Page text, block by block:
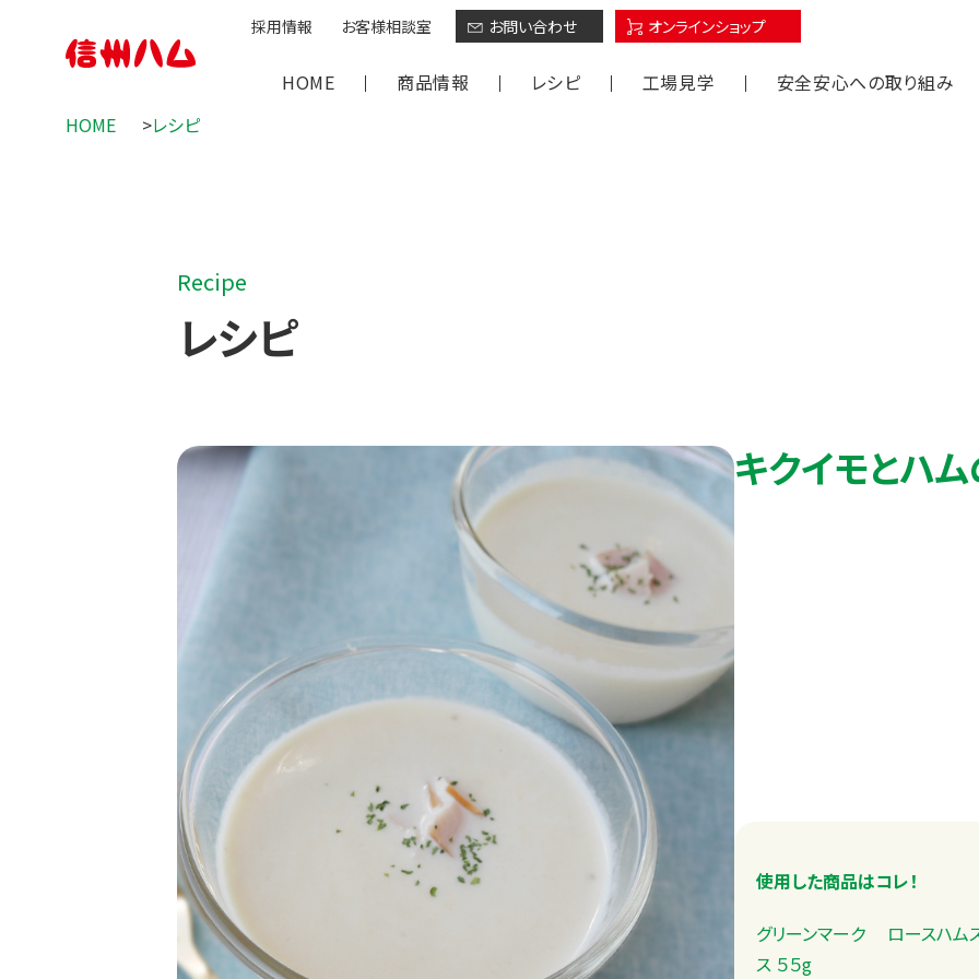
採用情報 お客様相談室 お問い合わせ オンラインショップ
HOME 商品情報 レシピ 工場見学
安全安心への取り組み
HOME
レシピ
Recipe
レシピ
キクイモとハ
使用した商品はコレ！
グリーンマーク ロースハム
ス ５５g